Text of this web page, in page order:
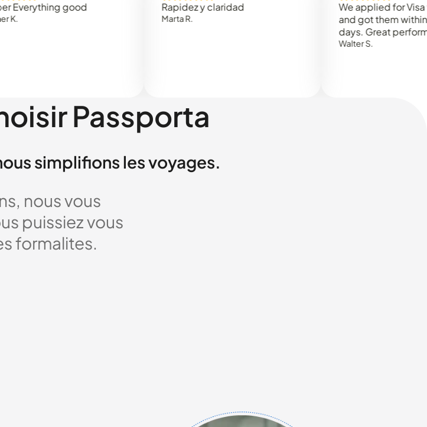
good Rapidez y claridad
Marta R.
We applied for Visa to
and got them within 3
days. Great performance!
Walter S.
Passporta
simplifions les voyages.
nous vous
puissiez vous
formalites.